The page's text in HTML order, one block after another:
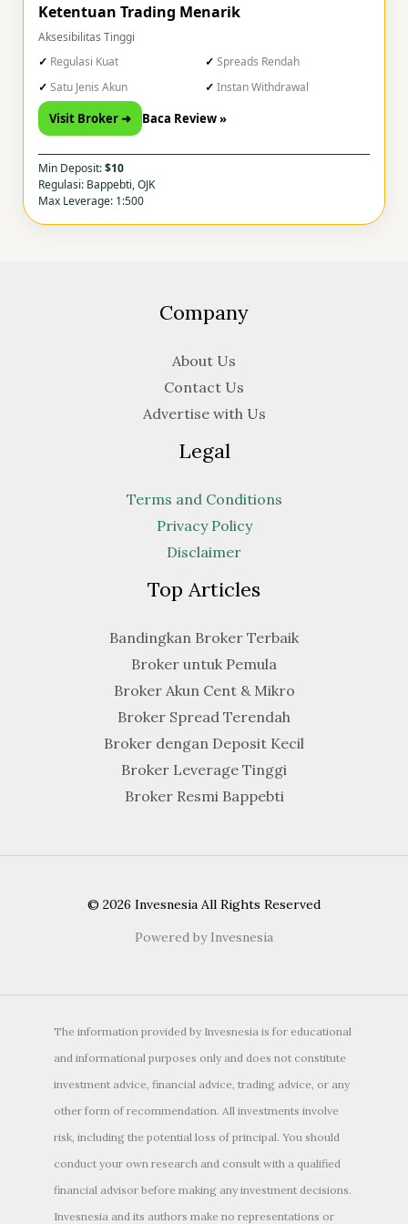
Ketentuan Trading Menarik
Aksesibilitas Tinggi
Regulasi Kuat
Spreads Rendah
Satu Jenis Akun
Instan Withdrawal
Visit Broker ➜ Baca Review »
Min Deposit:$10
Regulasi: Bappebti, OJK
Max Leverage: 1:500
Company
About Us
Contact Us
Advertise with Us
Legal
Terms and Conditions
Privacy Policy
Disclaimer
Top Articles
Bandingkan Broker Terbaik
Broker untuk Pemula
Broker Akun Cent & Mikro
Broker Spread Terendah
Broker dengan Deposit Kecil
Broker Leverage Tinggi
Broker Resmi Bappebti
© 2026 Invesnesia All Rights Reserved
Powered by Invesnesia
The information provided by Invesnesia is for educational
and informational purposes only and does not constitute
investment advice, financial advice, trading advice, or any
other form of recommendation. All investments involve
risk, including the potential loss of principal. You should
conduct your own research and consult with a qualified
financial advisor before making any investment decisions.
Invesnesia and its authors make no representations or